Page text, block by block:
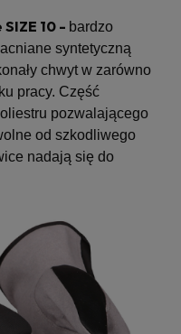
10 - bardzo
syntetyczną
chwyt w zarówno
pracy. Część
pozwalającego
od szkodliwego
nadają się do